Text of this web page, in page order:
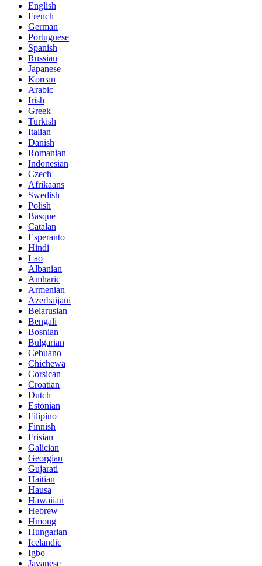
English
French
German
Portuguese
Spanish
Russian
Japanese
Korean
Arabic
Irish
Greek
Turkish
Italian
Danish
Romanian
Indonesian
Czech
Afrikaans
Swedish
Polish
Basque
Catalan
Esperanto
Hindi
Lao
Albanian
Amharic
Armenian
Azerbaijani
Belarusian
Bengali
Bosnian
Bulgarian
Cebuano
Chichewa
Corsican
Croatian
Dutch
Estonian
Filipino
Finnish
Frisian
Galician
Georgian
Gujarati
Haitian
Hausa
Hawaiian
Hebrew
Hmong
Hungarian
Icelandic
Igbo
Javanese